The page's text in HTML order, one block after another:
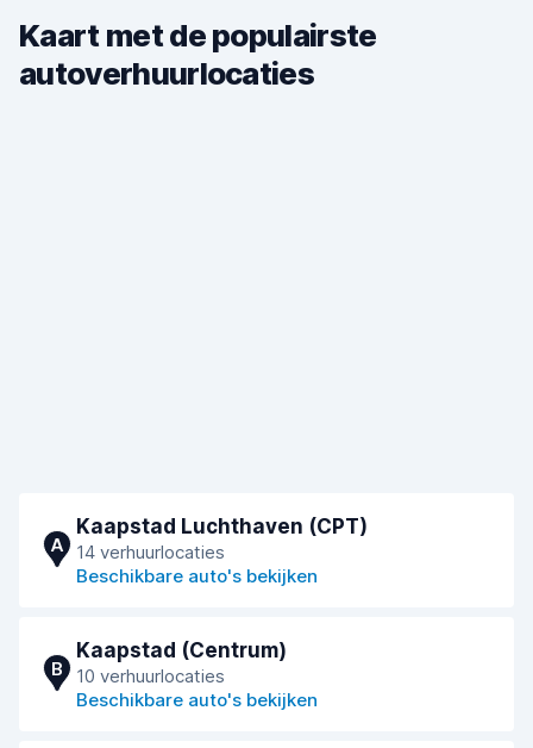
Kaart met de populairste
autoverhuurlocaties
A
Kaapstad Luchthaven (CPT)
14 verhuurlocaties
Beschikbare auto's bekijken
B
Kaapstad (Centrum)
10 verhuurlocaties
Beschikbare auto's bekijken